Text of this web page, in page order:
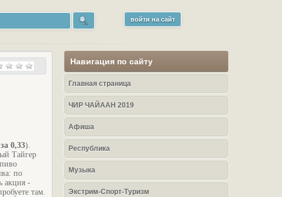
войти на сайт
0,33).
Тайгер
по
акция -
там.
Навигация по сайту
Главная страница
ЧИР ЧАЙААН 2019
Афиша
Республика
Музыка
Экстрим-Спорт-Туризм